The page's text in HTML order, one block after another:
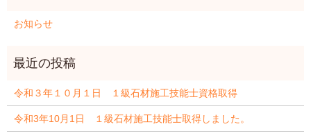
お知らせ
令和３年１０月１日 １級石材施工技能士資格取得
令和3年10月1日 １級石材施工技能士取得しました。